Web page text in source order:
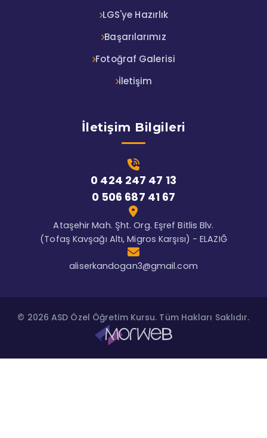
LGS'ye Hazırlık
Başarılarımız
Fotoğraf Galerisi
İletişim
İletişim Bilgileri
0 424 247 47 13
0 506 687 41 67
Ataşehir Mah. Şht. Org. Eşref Bitlis Blv.
(Tofaş Kavşağı Altı, Migros Karşısı) - ELAZIĞ
aliserkandogan3@gmail.com
© 2026 ASD Özel Öğretim Kursu. Tüm Hakları Saklıdır.